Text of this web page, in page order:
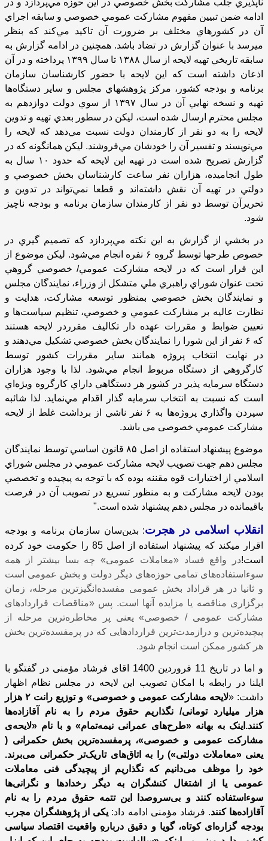
ادامه ضمن تبيين مفهوم مشاركت عمومي خصوصي و سابقه اجراي
آن در كشورهاي مختلف بر ضرورت آن تاكيد مي‌كند كه بنظر
ميرسد با عنوان گزارش در تضاد باشد. همچنين در ادامه گزارش به
سابقه تاريخي تهيه لايحه از سال ۱۳۸۸ تا سال ۱۳۹۹ پرداخته و در آن
اذعان داشته است كه اين لايحه با حضور كارشناسان سازمان
برنامه و بودجه كشور، مركز پژوهشهاي مجلس و ساير دستگاه‌ها
تهيه و نسخه نهايي آن در سال ۱۳۹۷
از سوي دولت دوازدهم به
مجلس محترم ارسال شده است، ليكن در سطور بعدي تهيه و تدوين
لايحه را به دو نفر از كارمندان دولت نسبت مي‌دهد كه لايحه را
مي‌نويسند و تفسير آن را خودشان مي‌فروشند. ليكن همانگونه كه در
گزارش تصريح شده است در تهيه اين لايحه كه حدود ۱۰ سال به
طول انجاميده، هزاران نفر ساعت كارشناسان بخش خصوصي و
دولتي در تهيه آن نقش داشته‌اند و قطعا نمي‌تواند در تدوین و
تحریرآن توسط دو نفر از كارمندان سازمان برنامه و بودجه ناچیز
شود.
در بخشي از گزارش به اين نكته مي‌پردازد كه تصميم گيري در
خصوص طرحها توسط گروه ۶ نفره انجام مي‌شود. ليكن موضوع از
اين قرار است كه در لايحه مشاركت عمومي/ خصوصي گروهي
تحت عنوان شوراي راهبري ملي متشكل از وزراء، نمايندگان مجلس
و نمايندگان بخش خصوصي بمنظور توسعه مشاركت، هدايت و
نظارت عاليه بر مشاركت عمومي و خصوصي، تنظيم سياست‌ها و
تعيين ضوابط و مقررات عهده دار تكاليف مقرردر لايحه هستند
كه ۶ نفر از اين شورا را نمايندگان بخش خصوصي تشكيل مي‌دهند و
در نهايت انتخاب پروژه همانند ساير مقررات كشور توسط
كارگروهي از دستگاه مربوط انجام مي‌شود. لذا با وجود هزاران
دستگاه سرمايه پذير در كشور هر دستگاهي داراي كارگروه ويژه‌اي
است كه نسبت به انتخاب سرمايه گذار اقدام مي‌نمايد. لذا شائبه
سپردن واگذاري پروژه‌ها به ۶ نفر ناشي از برداشت غلط از لايحه
مشاركت عمومي خصوصی می باشد.
موضوع پيشنهاد استفاده از اصل ۸۵ قانون اساسي توسط نمايندگان
مجلس دهم جهت تصويب لايحه مشاركت عمومي در مجلس شوراي
اسلامي از اختيارات قوه مقننه بوده كه با توجه به پيچيده و تخصصي
بودن لايحه مشاركت و به منظور تسريع در تصويب آن در فرصت
باقيمانده در مجلس دهم پيشنهاد شده است."
انقلاب اسلامی در هجرت: بدین‌سان سازمان برنامه و بودجه
اقرار میکند که پیشنهاد استفاده از اصل 85 را حکومت خود کرده
است!در واقع فساد «معاملات عمومی» چه بسا بیشتر از همه
سوءاستفاده‌های تمامی حوزه‌های دیگر دولت و بخش عمومی است
و ثانیا در هر قراداد بخش عمومی مفسده‌انگیزترین مرحله، زمان
برگزاری مناقصه یا مزایده آنها است. پس «مناقصات قراردادهای
مشارکت عمومی / خصوصی» یعنی پر مخاطره‌ترین مرحله از
پیچیده‌ترین و دراز‌مدت‌ترین قراردادهایی که در پرمفسده‌ترین بخش
هر کشور ممکن است انجام شود.
و اما در تاریخ 11 فروردین 1400 اقای فرشاد مؤمنی در گفتگو با
ایلنا در رابطه با امکان تصویب این لایحه در مجلس نظام اظهار
داشت: «لایحه‌ مشارکت عمومی و خصوصی» و توزیع رانت ۲هزار
هزار میلیارد تومانی/ نگذاریم حقوق مردم را به نام آقازاده‌ها
کنند.اینک به بهانه‌ «طرح‌های عمرانی نیمه‌تمام» و با نام «لایحه‌ی
مشارکت عمومی و خصوصی»، پرمفسده‌ترین بخش حکمرانی (
یعنی «معاملات دولتی») را به اتاق‌های تاریک‌تر حکمرانی می‌برند.
خود را موظف می‌دانیم که نگذاریم از پیچیدگی فنی معاملات
عمومی یا از اشتغال کنشگران به دیگر رخدادها و نگرانی‌ها
سوءاستفاده کنند و بی‌سروصدا این تتمه‌ حقوق مردم را به نام
آقازاده‌ها کنند. فرشاد مؤمنی ادامه داد: یکی از پژوهشگران مجرب
بودجه‌ گزاره‌ای کوتاه، گویا و دقیق درباره‌ِ واقعیت اقتصاد سیاسی